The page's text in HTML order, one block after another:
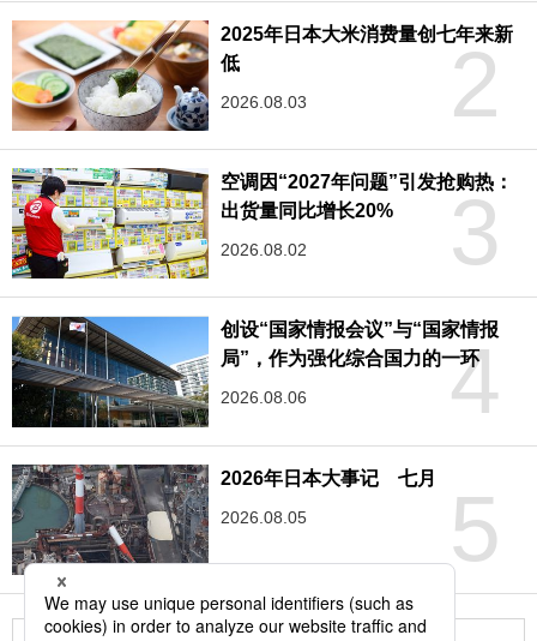
2
2025年日本大米消费量创七年来新
低
2026.08.03
3
空调因“2027年问题”引发抢购热：
出货量同比增长20%
2026.08.02
4
创设“国家情报会议”与“国家情报
局”，作为强化综合国力的一环
2026.08.06
5
2026年日本大事记 七月
2026.08.05